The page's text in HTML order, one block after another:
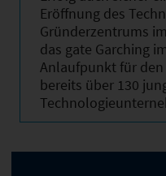
Eröffnung des
Gründerzentrums
das gate Garching
Anlaufpunkt für
bereits über 130